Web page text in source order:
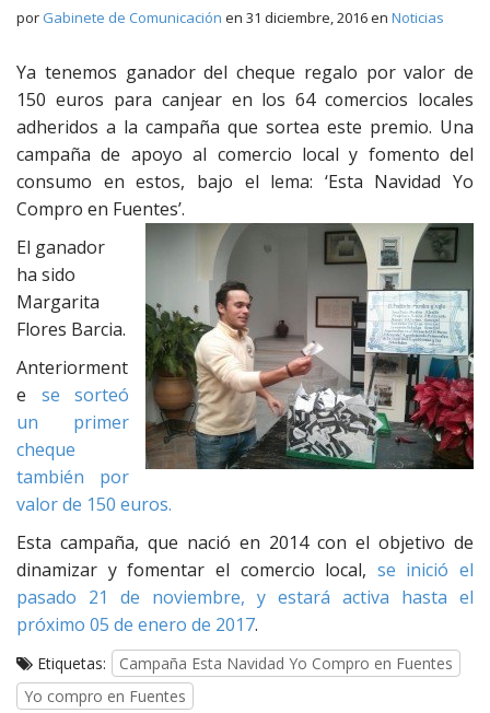
por Gabinete de Comunicación en 31 diciembre, 2016en Noticias
Ya tenemos ganador del cheque regalo por valor de
150 euros para canjear en los 64 comercios locales
adheridos a la campaña que sortea este premio. Una
campaña de apoyo al comercio local y fomento del
consumo en estos, bajo el lema: ‘Esta Navidad Yo
Compro en Fuentes’.
El ganador
ha sido
Margarita
Flores Barcia.
Anteriorment
e se sorteó
un primer
cheque
también por
valor de 150 euros.
Esta campaña, que nació en 2014 con el objetivo de
dinamizar y fomentar el comercio local, se inició el
pasado 21 de noviembre, y estará activa hasta el
próximo 05 de enero de 2017.
Etiquetas:
Campaña Esta Navidad Yo Compro en Fuentes
Yo compro en Fuentes